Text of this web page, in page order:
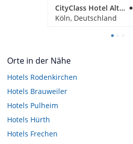
CityClass Hotel Alter Markt
Köln, Deutschland
Orte in der Nähe
Hotels Rodenkirchen
Hotels Brauweiler
Hotels Pulheim
Hotels Hürth
Hotels Frechen